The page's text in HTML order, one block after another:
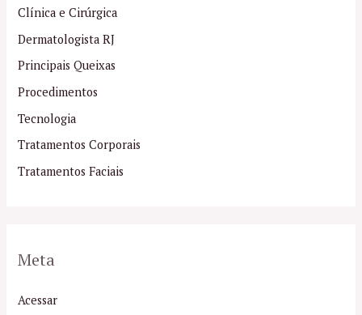
Clínica e Cirúrgica
Dermatologista RJ
Principais Queixas
Procedimentos
Tecnologia
Tratamentos Corporais
Tratamentos Faciais
Meta
Acessar